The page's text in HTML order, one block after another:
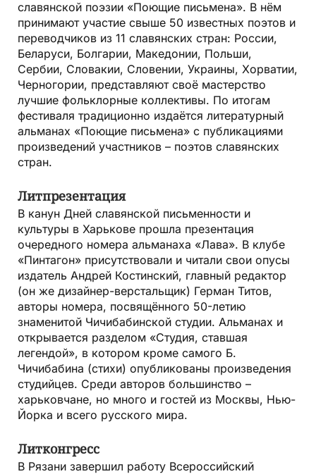
славянской поэзии «Поющие письмена». В нём
принимают участие свыше 50 известных поэтов и
переводчиков из 11 славянских стран: России,
Беларуси, Болгарии, Македонии, Польши,
Сербии, Словакии, Словении, Украины, Хорватии,
Черногории, представляют своё мастерство
лучшие фольклорные коллективы. По итогам
фестиваля традиционно издаётся литературный
альманах «Поющие письмена» с публикациями
произведений участников – поэтов славянских
стран.
Литпрезентация
В канун Дней славянской письменности и
культуры в Харькове прошла презентация
очередного номера альманаха «Лава». В клубе
«Пинтагон» присутствовали и читали свои опусы
издатель Андрей Костинский, главный редактор
(он же дизайнер-верстальщик) Герман Титов,
авторы номера, посвящённого 50-летию
знаменитой Чичибабинской студии. Альманах и
открывается разделом «Студия, ставшая
легендой», в котором кроме самого Б.
Чичибабина (стихи) опубликованы произведения
студийцев. Среди авторов большинство –
харьковчане, но много и гостей из Москвы, Нью-
Йорка и всего русского мира.
Литконгресс
В Рязани завершил работу Всероссийский